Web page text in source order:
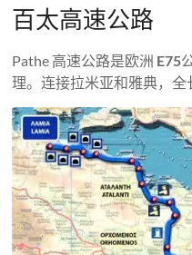
百太高速公路
Pathe 高速公路是欧洲 E75
理。连接拉米亚和雅典，全